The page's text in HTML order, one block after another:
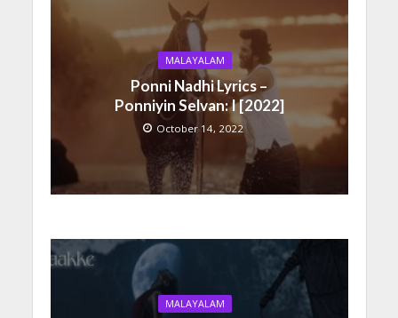
MALAYALAM
Ponni Nadhi Lyrics –
Ponniyin Selvan: I [2022]
October 14, 2022
MALAYALAM